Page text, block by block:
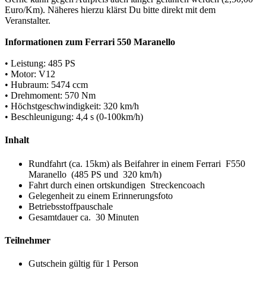
Euro/Km). Näheres hierzu klärst Du bitte direkt mit dem
Veranstalter.
Informationen zum Ferrari 550 Maranello
• Leistung: 485 PS
• Motor: V12
• Hubraum: 5474 ccm
• Drehmoment: 570 Nm
• Höchstgeschwindigkeit: 320 km/h
• Beschleunigung: 4,4 s (0-100km/h)
Inhalt
Rundfahrt (ca. 15km) als Beifahrer in einem Ferrari F550
Maranello (485 PS und 320 km/h)
Fahrt durch einen ortskundigen Streckencoach
Gelegenheit zu einem Erinnerungsfoto
Betriebsstoffpauschale
Gesamtdauer ca. 30 Minuten
Teilnehmer
Gutschein gültig für 1 Person